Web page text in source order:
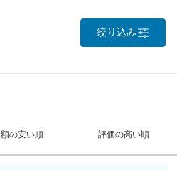
絞り込み
の安い順 評価の高い順